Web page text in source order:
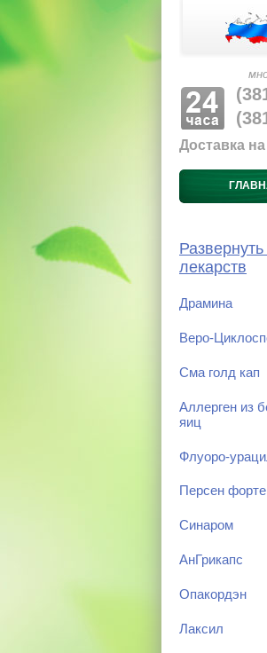
Доставка
Развернуть
лекарств
Драмина
Веро-
Сма голд кап
Аллерген из
яиц
Флуоро-
Персен форте
Синаром
АнГрикапс
Опакордэн
Лаксил